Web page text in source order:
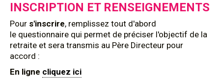
INSCRIPTION ET RENSEIGNEMENTS
Pour s'inscrire, remplissez tout d'abord
le questionnaire qui permet de préciser l'objectif de la
retraite et sera transmis au Père Directeur pour
accord :
En ligne cliquez ici